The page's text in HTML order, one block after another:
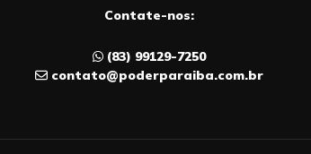
Contate-nos:
(83) 99129-7250
contato@poderparaiba.com.br